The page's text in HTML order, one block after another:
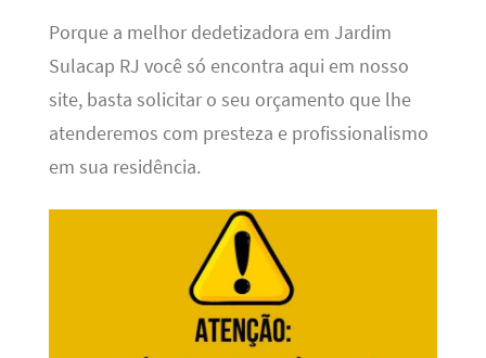
Porque a melhor dedetizadora em Jardim
Sulacap RJ você só encontra aqui em nosso
site, basta solicitar o seu orçamento que lhe
atenderemos com presteza e profissionalismo
em sua residência.